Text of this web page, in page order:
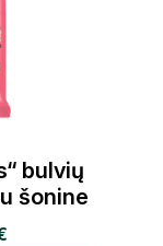
bulvių
šonine